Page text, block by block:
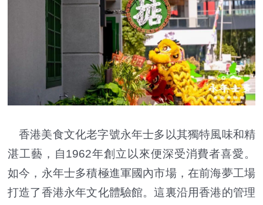
香港美食文化老字號永年士多以其獨特風味和精
湛工藝，自1962年創立以來便深受消費者喜愛。
如今，永年士多積極進軍國內市場，在前海夢工場
打造了香港永年文化體驗館。這裏沿用香港的管理